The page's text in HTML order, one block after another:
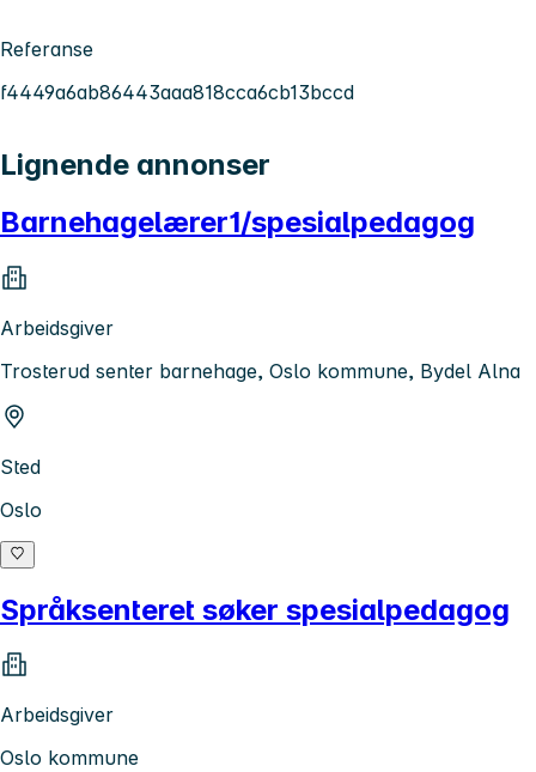
Referanse
f4449a6ab86443aaa818cca6cb13bccd
Lignende annonser
Barnehagelærer1/spesialpedagog
Arbeidsgiver
Trosterud senter barnehage, Oslo kommune, Bydel Alna
Sted
Oslo
Språksenteret søker spesialpedagog
Arbeidsgiver
Oslo kommune